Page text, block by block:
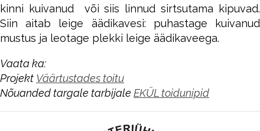
kinni kuivanud või siis linnud sirtsutama kipuvad.
Siin aitab leige äädikavesi: puhastage kuivanud
mustus ja leotage plekki leige äädikaveega.
Vaata ka:
Projekt Väärtustades toitu
Nõuanded targale tarbijale EKÜL toidunipid